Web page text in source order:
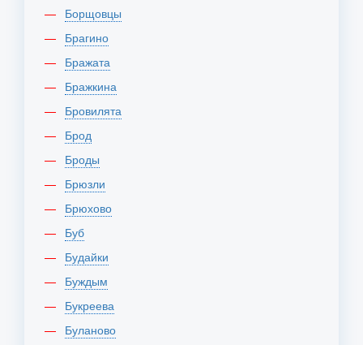
Борщовцы
Брагино
Бражата
Бражкина
Бровилята
Брод
Броды
Брюзли
Брюхово
Буб
Будайки
Буждым
Букреева
Буланово